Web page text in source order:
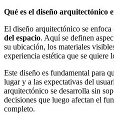
Qué es el diseño arquitectónico
El diseño arquitectónico se enfoca
del espacio. Aquí se definen
su ubicación, los materiales
experiencia estética que se quiere
Este diseño es fundamental para
lugar y a las expectativas del
arquitectónico se desarrolla sin
decisiones que luego afectan el
completo.